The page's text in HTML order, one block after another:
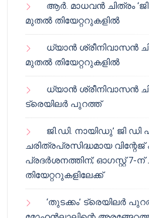
ആർ. മാധവൻ ചിത്രം
മുതൽ തിയേറ്ററുകളിൽ
ധ്യാൻ ശ്രീനിവാസൻ
മുതൽ തിയേറ്ററുകളിൽ
ധ്യാൻ ശ്രീനിവാസൻ
ട്രെയിലർ പുറത്ത്
ജി.ഡി. നായിഡു’ ജി
ചരിത്രപ്രസിദ്ധമായ
പ്രദർശനത്തിന്; ഓഗസ്റ്റ് 7-ന്
തിയേറ്ററുകളിലേക്ക്
‘തുടക്കം’ ട്രെയിലർ